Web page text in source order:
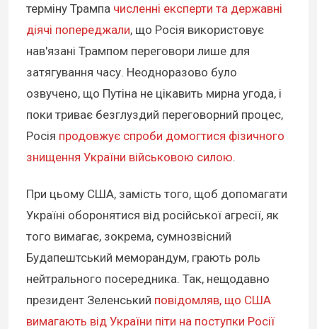
терміну Трампа численні експерти та державні
діячі попереджали, що Росія використовує
нав'язані Трампом переговори лише для
затягування часу. Неодноразово було
озвучено, що Путіна не цікавить мирна угода, і
поки триває безглуздий переговорний процес,
Росія продовжує спроби домогтися фізичного
знищення України військовою силою.
При цьому США, замість того, щоб допомагати
Україні оборонятися від російської агресії, як
того вимагає, зокрема, сумнозвісний
Будапештський меморандум, грають роль
нейтрального посередника. Так, нещодавно
президент Зеленський повідомляв, що США
вимагають від України піти на поступки Росії